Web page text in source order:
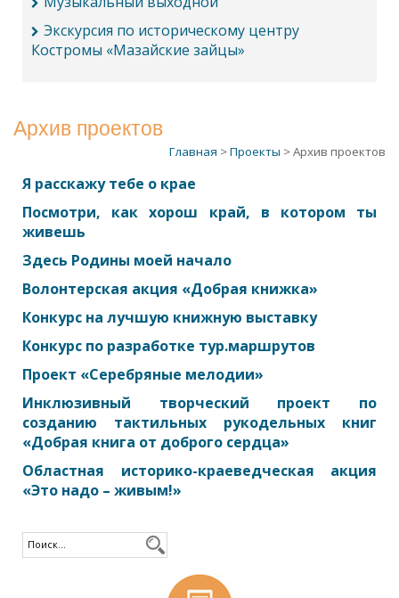
Экскурсия по историческому центру
Костромы «Мазайские зайцы»
Архив проектов
Главная >Проекты > Архив проектов
Я расскажу тебе о крае
Посмотри, как хорош край, в котором ты
живешь
Здесь Родины моей начало
Волонтерская акция «Добрая книжка»
Конкурс на лучшую книжную выставку
Конкурс по разработке тур.маршрутов
Проект «Серебряные мелодии»
Инклюзивный творческий проект по
созданию тактильных рукодельных книг
«Добрая книга от доброго сердца»
Областная историко-краеведческая акция
«Это надо – живым!»